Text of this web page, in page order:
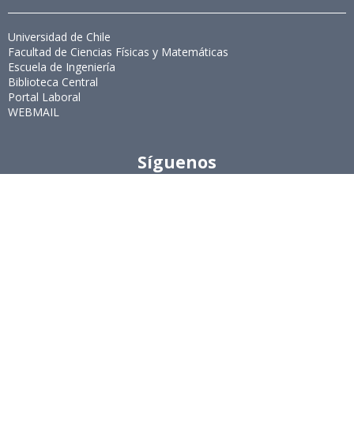
Universidad de Chile
Facultad de Ciencias Físicas y Matemáticas
Escuela de Ingeniería
Biblioteca Central
Portal Laboral
WEBMAIL
Síguenos